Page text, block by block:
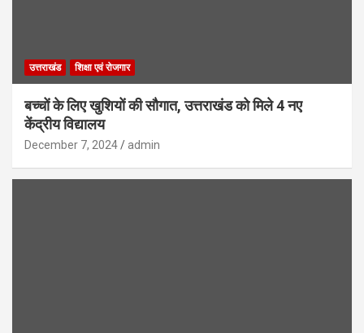
उत्तराखंड शिक्षा एवं रोजगार
बच्चों के लिए खुशियों की सौगात, उत्तराखंड को मिले 4 नए
केंद्रीय विद्यालय
December 7, 2024 admin